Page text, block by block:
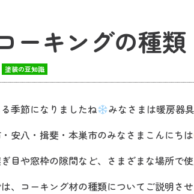
ーキングの種
塗装の豆知識
季節になりましたね
みなさまは暖房器
安八・揖斐・本巣市のみなさまこんにちは
目や窓枠の隙間など、さまざまな場所で
、コーキング材の種類についてご説明させ